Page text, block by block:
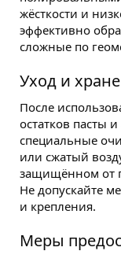
жёсткости и
эффективно
сложные по
Уход и
После
остатков пасты
специальные
или сжатый
защищённом от
Не допускайте
и крепления.
Меры